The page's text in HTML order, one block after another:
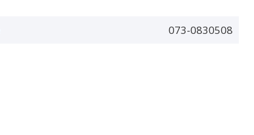
073-0830508